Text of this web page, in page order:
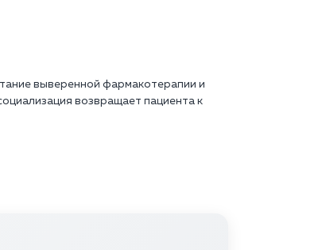
выверенной фармакотерапии и
возвращает пациента к